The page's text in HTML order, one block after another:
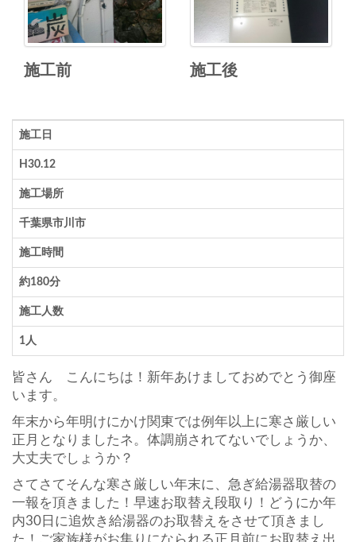
施工前 施工後
施工日
H30.12
施工場所
千葉県市川市
施工時間
約180分
施工人数
1人
皆さん こんにちは！新年あけましておめでとう御座
います。
年末から年明けにかけ関東では例年以上に寒さ厳しい
正月となりましたネ。体調崩されてないでしょうか、
大丈夫でしょうか？
さてさてそんな寒さ厳しい年末に、急ぎ給湯器取替の
一報を頂きました！早速お取替え段取り！どうにか年
内30日に追炊き給湯器のお取替えをさせて頂きまし
た！ご家族様がお集りになられる正月前にお取替え出